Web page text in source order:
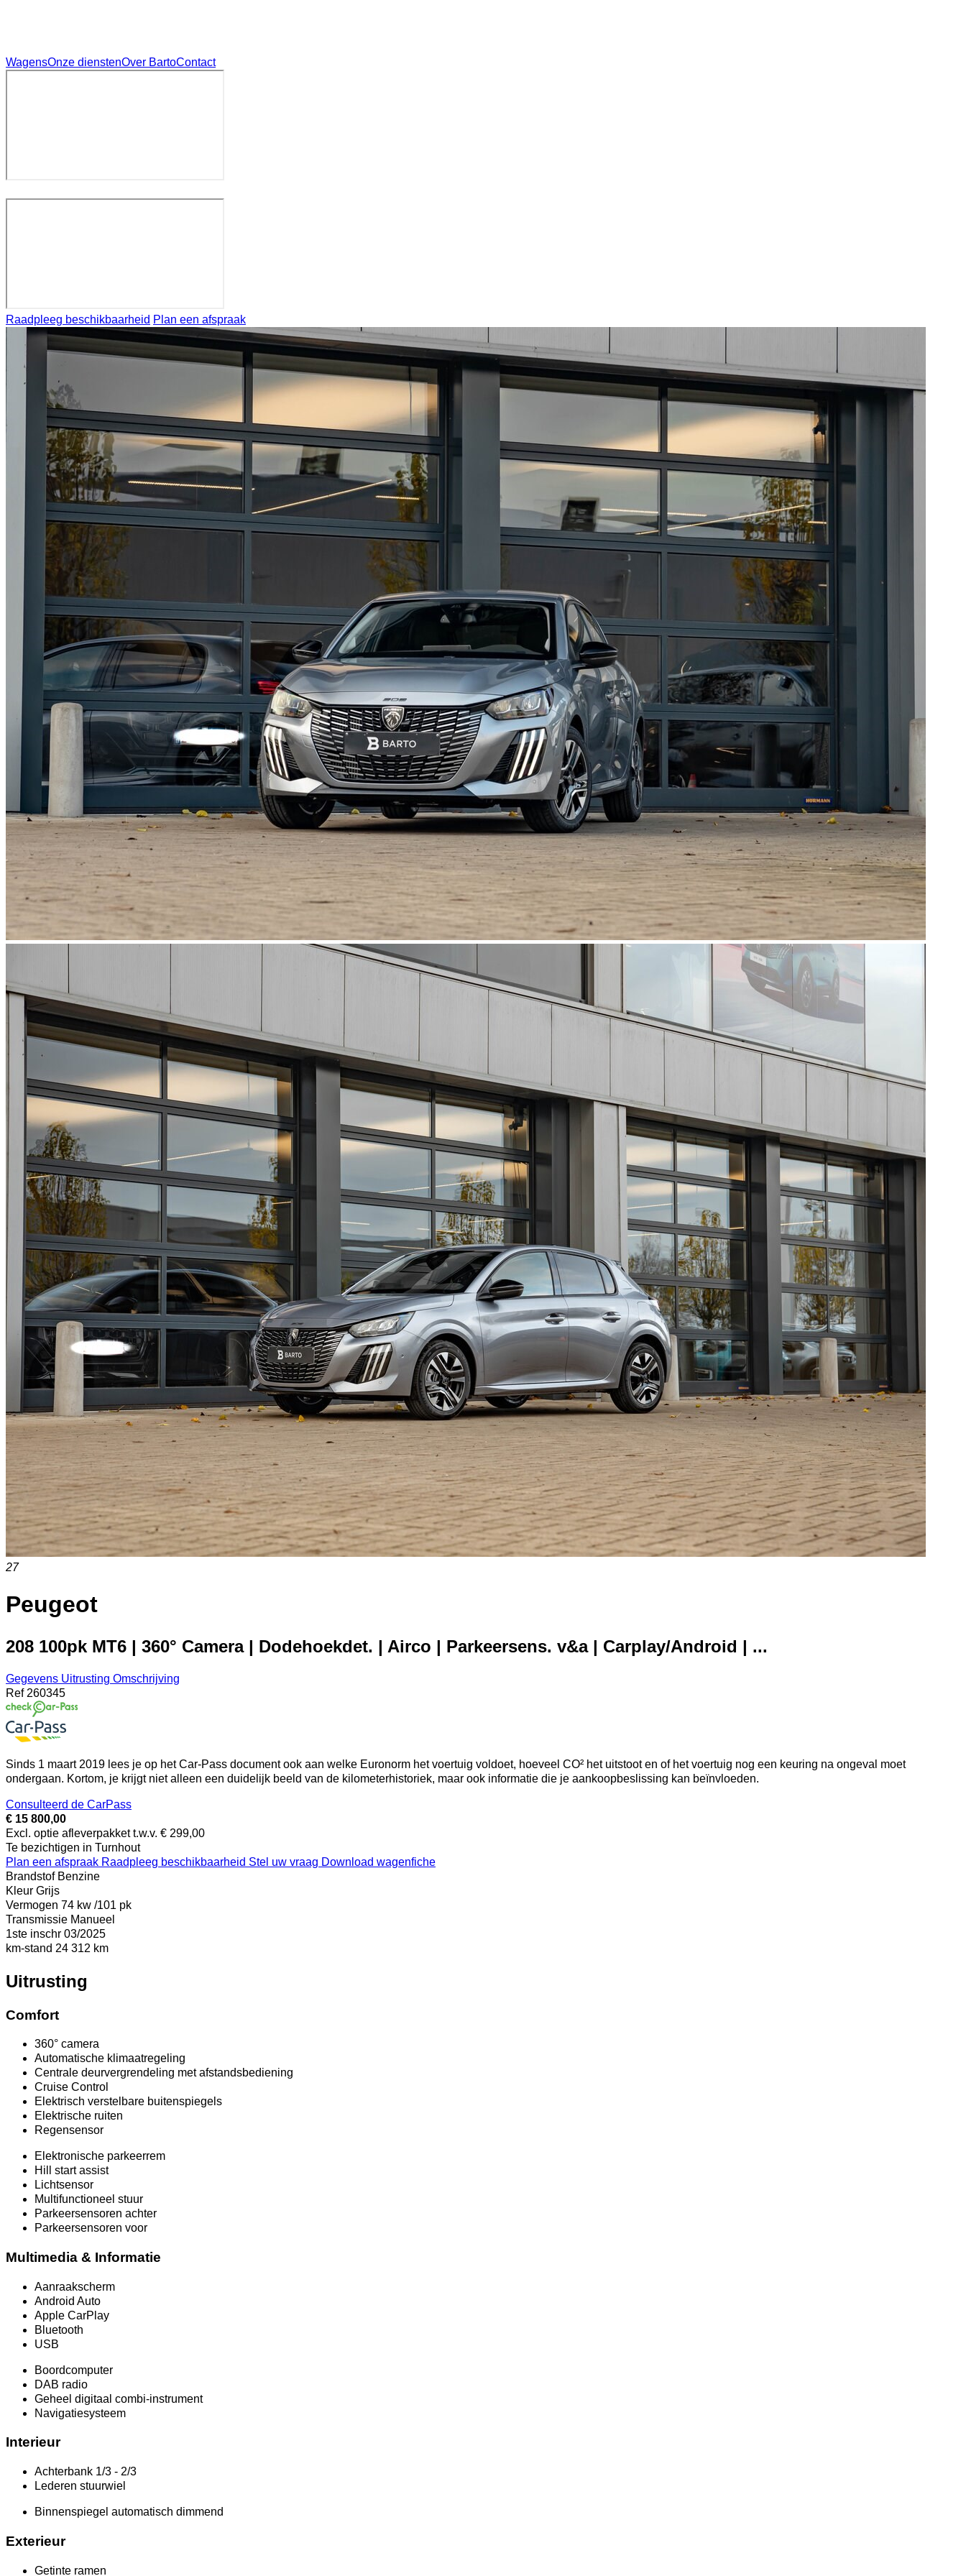
WagensOnze dienstenOver BartoContact
Raadpleeg beschikbaarheid Plan een afspraak
27
Peugeot
208 100pk MT6 | 360° Camera | Dodehoekdet. | Airco | Parkeersens. v&a | Carplay/Android | ...
Gegevens Uitrusting Omschrijving
Ref 260345
Sinds 1 maart 2019 lees je op het Car-Pass document ook aan welke Euronorm het voertuig voldoet, hoeveel CO² het uitstoot en of het voertuig nog een keuring na ongeval moet
ondergaan. Kortom, je krijgt niet alleen een duidelijk beeld van de kilometerhistoriek, maar ook informatie die je aankoopbeslissing kan beïnvloeden.
Consulteerd de CarPass
€ 15 800,00
Excl. optie afleverpakket t.w.v. € 299,00
Te bezichtigen in Turnhout
Plan een afspraak Raadpleeg beschikbaarheid Stel uw vraag Download wagenfiche
Brandstof Benzine
Kleur Grijs
Vermogen 74 kw /101 pk
Transmissie Manueel
1ste inschr 03/2025
km-stand 24 312 km
Uitrusting
Comfort
360° camera
Automatische klimaatregeling
Centrale deurvergrendeling met afstandsbediening
Cruise Control
Elektrisch verstelbare buitenspiegels
Elektrische ruiten
Regensensor
Elektronische parkeerrem
Hill start assist
Lichtsensor
Multifunctioneel stuur
Parkeersensoren achter
Parkeersensoren voor
Multimedia & Informatie
Aanraakscherm
Android Auto
Apple CarPlay
Bluetooth
USB
Boordcomputer
DAB radio
Geheel digitaal combi-instrument
Navigatiesysteem
Interieur
Achterbank 1/3 - 2/3
Lederen stuurwiel
Binnenspiegel automatisch dimmend
Exterieur
Getinte ramen